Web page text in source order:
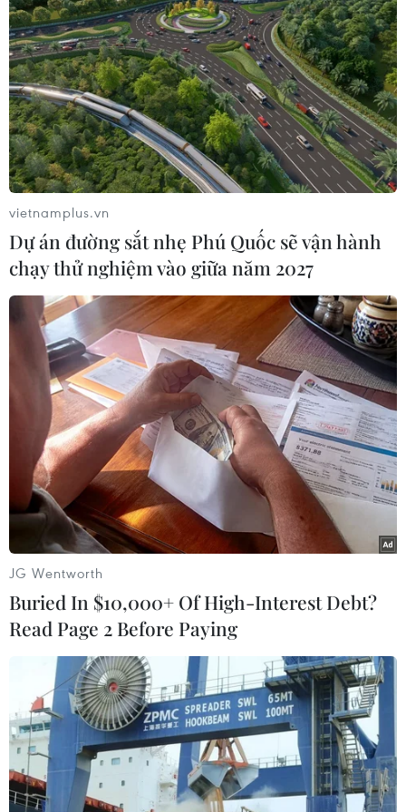
Algeria sắp khởi động chiến dịch tiêm
vắcxin ngừa COVID-19
21/12/2020 00:16
Hiện, Algeria đứng thứ 6 trong số 10 quốc gia châu Phi
có số ca mắc COVID-19 cao nhất châu lục này, sau
Nam Phi, Maroc, Ai Cập, Ethiopia và Tunisia.
COVID-19: Hơn 186.000 người Nga tử
vong, Nam Phi tái phong tỏa cả nước
vietnamplus.vn
Dự án đường sắt nhẹ Phú Quốc sẽ vận hành
chạy thử nghiệm vào giữa năm 2027
JG Wentworth
Buried In $10,000+ Of High-Interest Debt?
Read Page 2 Before Paying